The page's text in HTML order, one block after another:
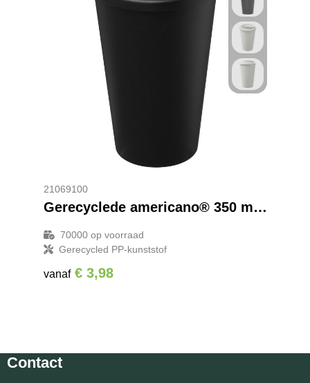
21069100
Gerecyclede americano® 350 ml geïsoleerde beker
70000op voorraad
Gerecycled PP-kunststof
vanaf € 3,98
Contact